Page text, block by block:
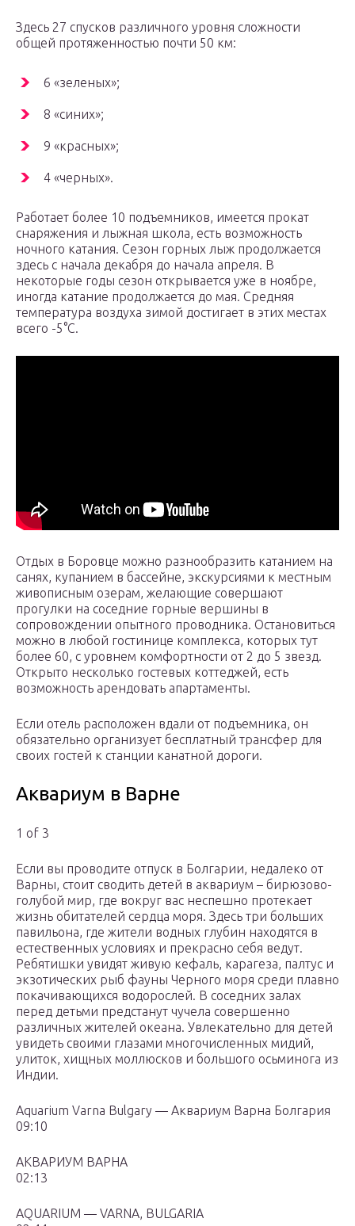
Здесь 27 спусков различного уровня сложности
общей протяженностью почти 50 км:
6 «зеленых»;
8 «синих»;
9 «красных»;
4 «черных».
Работает более 10 подъемников, имеется прокат
снаряжения и лыжная школа, есть возможность
ночного катания. Сезон горных лыж продолжается
здесь с начала декабря до начала апреля. В
некоторые годы сезон открывается уже в ноябре,
иногда катание продолжается до мая. Средняя
температура воздуха зимой достигает в этих местах
всего -5°С.
Отдых в Боровце можно разнообразить катанием на
санях, купанием в бассейне, экскурсиями к местным
живописным озерам, желающие совершают
прогулки на соседние горные вершины в
сопровождении опытного проводника. Остановиться
можно в любой гостинице комплекса, которых тут
более 60, с уровнем комфортности от 2 до 5 звезд.
Открыто несколько гостевых коттеджей, есть
возможность арендовать апартаменты.
Если отель расположен вдали от подъемника, он
обязательно организует бесплатный трансфер для
своих гостей к станции канатной дороги.
Аквариум в Варне
1 of 3
Если вы проводите отпуск в Болгарии, недалеко от
Варны, стоит сводить детей в аквариум – бирюзово-
голубой мир, где вокруг вас неспешно протекает
жизнь обитателей сердца моря. Здесь три больших
павильона, где жители водных глубин находятся в
естественных условиях и прекрасно себя ведут.
Ребятишки увидят живую кефаль, карагеза, палтус и
экзотических рыб фауны Черного моря среди плавно
покачивающихся водорослей. В соседних залах
перед детьми предстанут чучела совершенно
различных жителей океана. Увлекательно для детей
увидеть своими глазами многочисленных мидий,
улиток, хищных моллюсков и большого осьминога из
Индии.
Aquarium Varna Bulgary — Аквариум Варна Болгария
09:10
АКВАРИУМ ВАРНА
02:13
AQUARIUM — VARNA, BULGARIA